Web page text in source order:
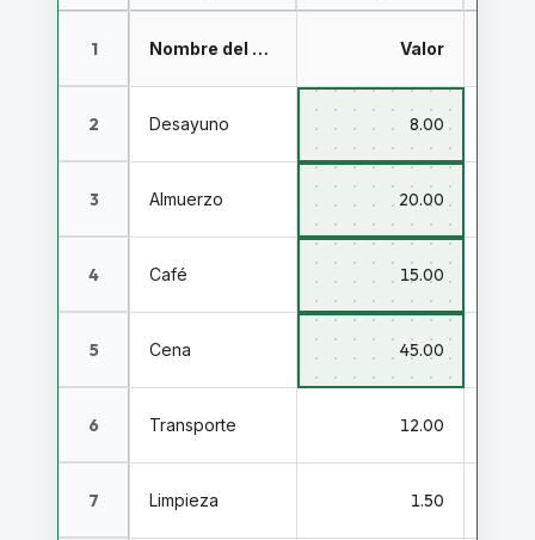
1 Nombre del Proyecto / Tarea Valor
2 Desayuno 8.00
3 Almuerzo 20.00
4 Café 15.00
5 Cena 45.00
6 Transporte 12.00
7 Limpieza 1.50